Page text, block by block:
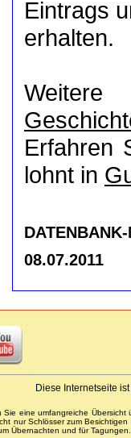
Eintrags
erhalten.
Erfahren
lohnt in
08.07.2011
Diese Internetseite
Sie eine umfangreiche
nur Schlösser zum
Übernachten und für Tagungen.